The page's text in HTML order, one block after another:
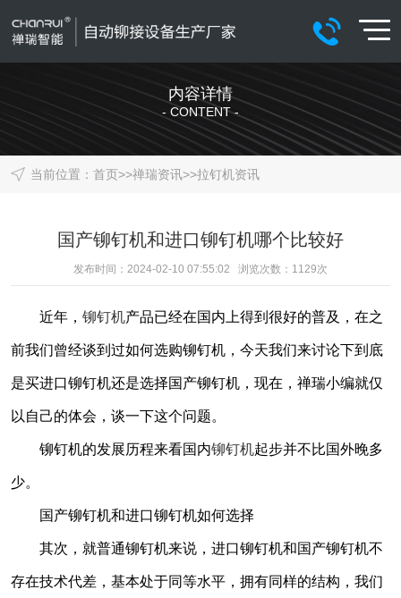
内容详情
- CONTENT -
当前位置： 首页>>禅瑞资讯>>拉钉机资讯
国产铆钉机和进口铆钉机哪个比较好
发布时间：2024-02-10 07:55:02 浏览次数： 1129次
近年， 铆钉机产品已经在国内上得到很好的普及，在之
前我们曾经谈到过如何选购铆钉机，今天我们来讨论下到底
是买进口铆钉机还是选择国产铆钉机，现在，禅瑞小编就仅
以自己的体会，谈一下这个问题。
铆钉机的发展历程来看国内铆钉机起步并不比国外晚多
少。
国产铆钉机和进口铆钉机如何选择
其次，就普通铆钉机来说，进口铆钉机和国产铆钉机不
存在技术代差，基本处于同等水平，拥有同样的结构，我们